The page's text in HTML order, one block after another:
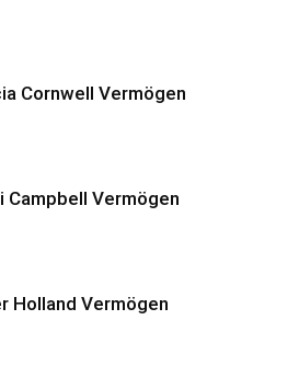
Cornwell Vermögen
Campbell Vermögen
Holland Vermögen